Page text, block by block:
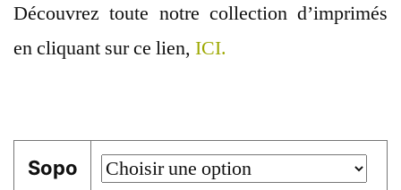
Découvrez toute notre collection d’imprimés
en cliquant sur ce lien, ICI.
Sopo